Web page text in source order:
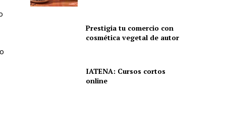
Prestigia tu comercio con
cosmética vegetal de autor
IATENA: Cursos cortos
online